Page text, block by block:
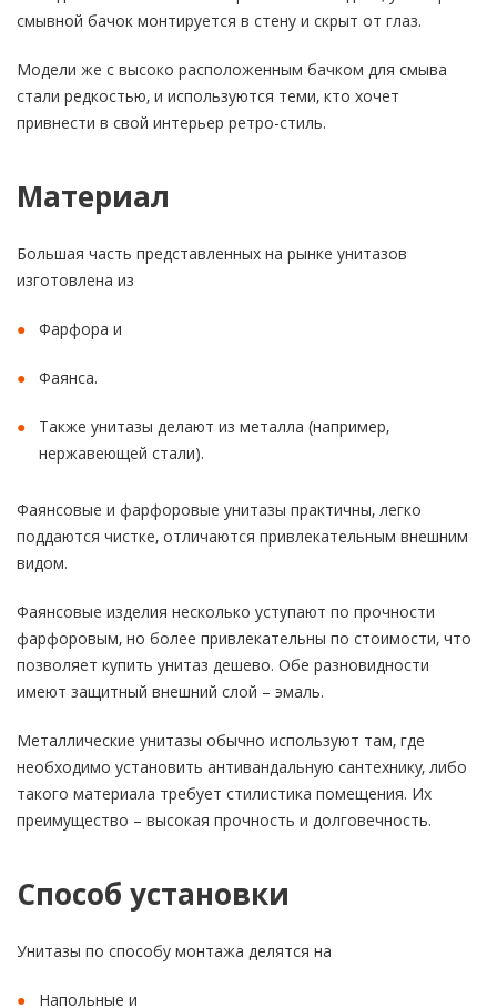
смывной бачок монтируется в стену и скрыт от глаз.
Модели же с высоко расположенным бачком для смыва
стали редкостью, и используются теми, кто хочет
привнести в свой интерьер ретро-стиль.
Материал
Большая часть представленных на рынке унитазов
изготовлена из
Фарфора и
Фаянса.
Также унитазы делают из металла (например,
нержавеющей стали).
Фаянсовые и фарфоровые унитазы практичны, легко
поддаются чистке, отличаются привлекательным внешним
видом.
Фаянсовые изделия несколько уступают по прочности
фарфоровым, но более привлекательны по стоимости, что
позволяет купить унитаз дешево. Обе разновидности
имеют защитный внешний слой – эмаль.
Металлические унитазы обычно используют там, где
необходимо установить антивандальную сантехнику, либо
такого материала требует стилистика помещения. Их
преимущество – высокая прочность и долговечность.
Способ установки
Унитазы по способу монтажа делятся на
Напольные и